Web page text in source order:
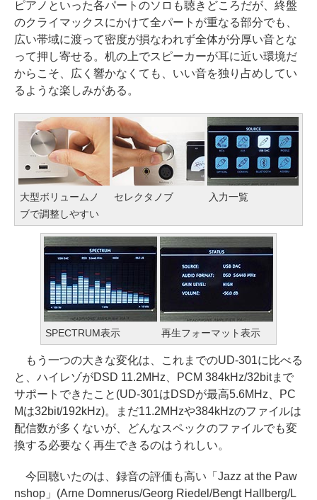
ピアノといった各パートのソロも聴きどころだが、終盤
のクライマックスにかけて全パートが重なる部分でも、
広い帯域に渡って密度が損なわれず全体が分厚い音とな
って押し寄せる。机の上でスピーカーが耳に近い環境だ
からこそ、広く響かなくても、いい音を独り占めしてい
るような楽しみがある。
大型ボリュームノ
ブで調整しやすい
セレクタノブ 入力一覧
SPECTRUM表示 再生フォーマット表示
もう一つの大きな変化は、これまでのUD-301に比べる
と、ハイレゾがDSD 11.2MHz、PCM 384kHz/32bitまで
サポートできたこと(UD-301はDSDが最高5.6MHz、PC
Mは32bit/192kHz)。まだ11.2MHzや384kHzのファイルは
配信数が多くないが、どんなスペックのファイルでも変
換する必要なく再生できるのはうれしい。
今回聴いたのは、録音の評価も高い「Jazz at the Paw
nshop」(Arne Domnerus/Georg Riedel/Bengt Hallberg/L